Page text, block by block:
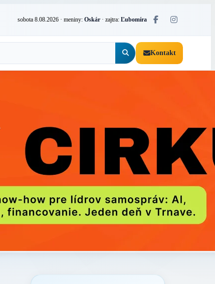
sobota 8.08.2026 · meniny: Oskár · zajtra: Ľubomíra
Kontakt